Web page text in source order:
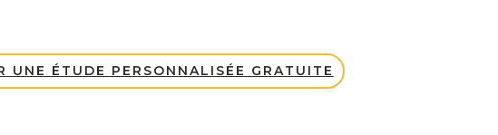
UNE ÉTUDE PERSONNALISÉE GRATUITE